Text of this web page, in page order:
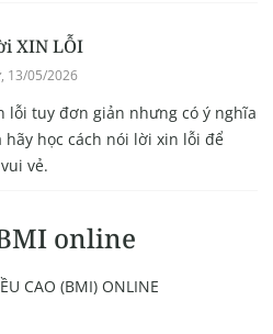
XIN LỖI
13/05/2026
lỗi tuy đơn giản nhưng có ý nghĩa
hãy học cách nói lời xin lỗi để
vẻ.
online
CAO (BMI) ONLINE